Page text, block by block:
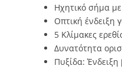
Ηχητικό σήμα
Οπτική ένδειξη
5 Κλίμακες
Δυνατότητα
Πυξίδα: